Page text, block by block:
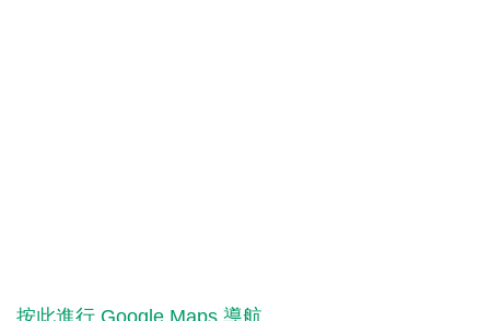
按此進行 Google Maps 導航